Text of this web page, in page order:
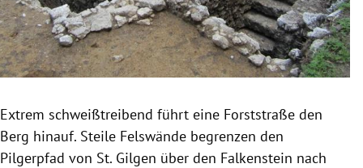
Untermenü
Untermenü
Untermenü
Extrem schweißtreibend führt eine Forststraße den
Berg hinauf. Steile Felswände begrenzen den
Pilgerpfad von St. Gilgen über den Falkenstein nach